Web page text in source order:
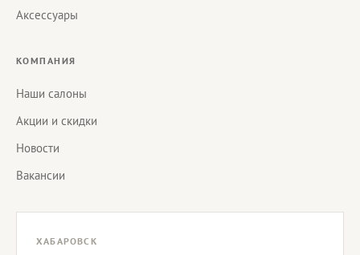
Аксессуары
КОМПАНИЯ
Наши салоны
Акции и скидки
Новости
Вакансии
ХАБАРОВСК